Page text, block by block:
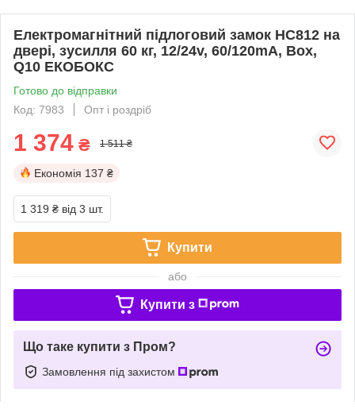
Електромагнітний підлоговий замок HC812 на
двері, зусилля 60 кг, 12/24v, 60/120mA, Box,
Q10 ЕКОБОКС
Готово до відправки
Код: 7983
Опт і роздріб
1 374 ₴ 1 511 ₴
Економія 137 ₴
1 319 ₴ від 3 шт.
Купити
або
Купити з
Що таке купити з Пром?
Замовлення під захистом